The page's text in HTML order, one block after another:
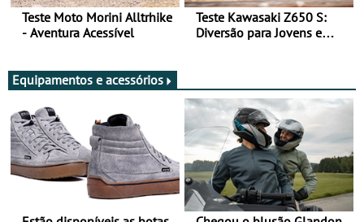
Teste Moto Morini Alltrhike
- Aventura Acessível
Teste Kawasaki Z650 S:
Diversão para Jovens e
Equipamentos e acessórios